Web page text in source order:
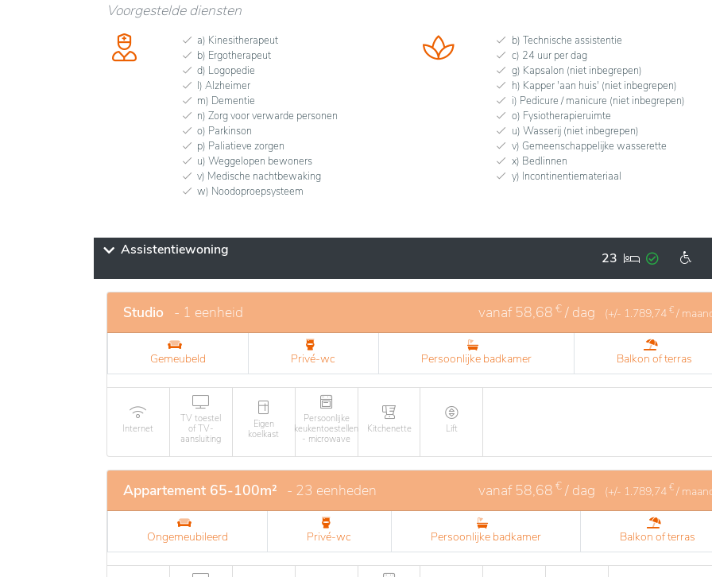
Voorgestelde diensten
a) Kinesitherapeut
b) Ergotherapeut
d) Logopedie
l) Alzheimer
m) Dementie
n) Zorg voor verwarde personen
o) Parkinson
p) Paliatieve zorgen
u) Weggelopen bewoners
v) Medische nachtbewaking
w) Noodoproepsysteem
b) Technische assistentie
c) 24 uur per dag
g) Kapsalon (niet inbegrepen)
h) Kapper 'aan huis' (niet inbegrepen)
i) Pedicure / manicure (niet inbegrepen)
o) Fysiotherapieruimte
u) Wasserij (niet inbegrepen)
v) Gemeenschappelijke wasserette
x) Bedlinnen
y) Incontinentiemateriaal
Assistentiewoning 23
Studio - 1 eenheid vanaf 58,68 € / dag (+/- 1.789,74 € /
Gemeubeld Privé-wc Persoonlijke badkamer Balkon of terras
Internet
TV toestel
of TV-
aansluiting
Eigen
koelkast
Persoonlijke
keukentoestellen
- microwave
Kitchenette Lift
Appartement 65-100m² - 23 eenheden vanaf 58,68 € / dag (+/- 1.789,74 € /
Ongemeubileerd Privé-wc Persoonlijke badkamer Balkon of terras